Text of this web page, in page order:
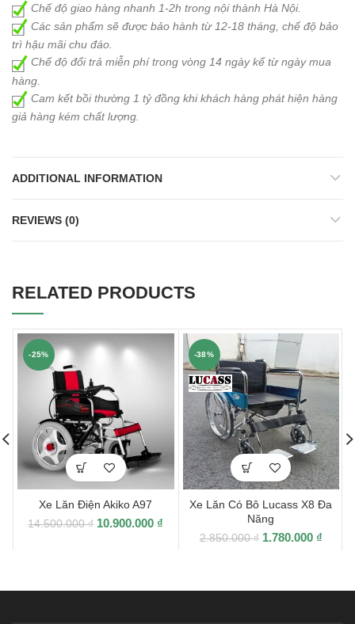
Chế độ giao hàng nhanh 1-2h trong nội thành Hà Nội.
Các sản phẩm sẽ được bảo hành từ 12-18 tháng, chế độ bảo
trì hậu mãi chu đáo.
Chế độ đổi trả miễn phí trong vòng 14 ngày kể từ ngày mua
hàng.
Cam kết bồi thường 1 tỷ đồng khi khách hàng phát hiện hàng
giả hàng kém chất lượng.
ADDITIONAL INFORMATION
REVIEWS (0)
RELATED PRODUCTS
-25%
Xe Lăn Điện Akiko A97
14.500.000₫ 10.900.000 ₫
-38%
Xe Lăn Có Bô Lucass X8 Đa
Năng
2.850.000₫ 1.780.000 ₫